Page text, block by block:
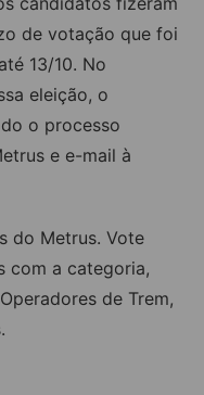
de votação que foi
13/10. No
eleição, o
o processo
e e-mail à
do Metrus. Vote
com a categoria,
de Trem,